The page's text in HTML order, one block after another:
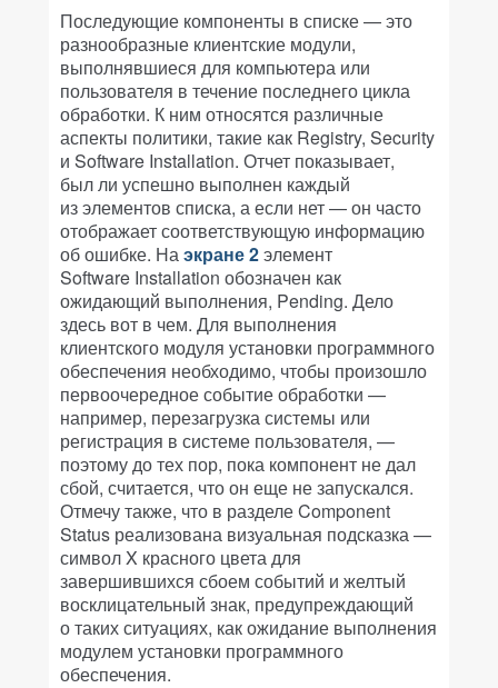
Последующие компоненты в списке — это
разнообразные клиентские модули,
выполнявшиеся для компьютера или
пользователя в течение последнего цикла
обработки. К ним относятся различные
аспекты политики, такие как Registry, Security
и Software Installation. Отчет показывает,
был ли успешно выполнен каждый
из элементов списка, а если нет — он часто
отображает соответствующую информацию
об ошибке. Наэкране 2элемент
Software Installation обозначен как
ожидающий выполнения, Pending. Дело
здесь вот в чем. Для выполнения
клиентского модуля установки программного
обеспечения необходимо, чтобы произошло
первоочередное событие обработки —
например, перезагрузка системы или
регистрация в системе пользователя, —
поэтому до тех пор, пока компонент не дал
сбой, считается, что он еще не запускался.
Отмечу также, что в разделе Component
Status реализована визуальная подсказка —
символ X красного цвета для
завершившихся сбоем событий и желтый
восклицательный знак, предупреждающий
о таких ситуациях, как ожидание выполнения
модулем установки программного
обеспечения.